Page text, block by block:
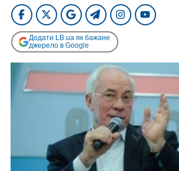
Додати LB.ua як бажане
джерело в Google